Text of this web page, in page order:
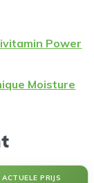
Power
Moisture
ACTUELE PRIJS